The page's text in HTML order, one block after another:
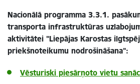
Nacionālā programma 3.3.1.
transporta infrastruktūras
aktivitātei "Liepājas Karostas
priekšnoteikumu nodrošināšana":
Vēsturiski piesārņoto vietu